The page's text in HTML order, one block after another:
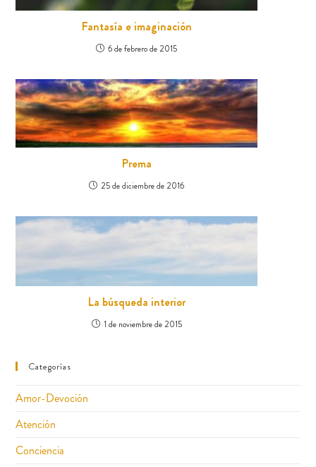
Fantasía e imaginación
6 de febrero de 2015
Prema
25 de diciembre de 2016
La búsqueda interior
1 de noviembre de 2015
Categorías
Amor-Devoción
Atención
Conciencia